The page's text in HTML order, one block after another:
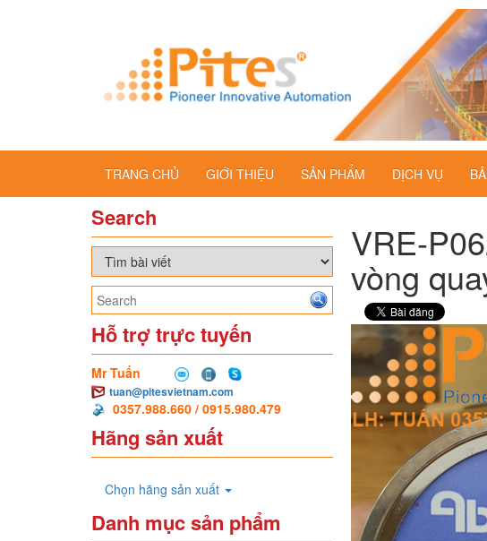
TRANG CHỦ GIỚI THIỆU SẢN PHẨM DỊCH VỤ
Search
Hỗ trợ trực tuyến
Mr Tuấn
tuan@pitesvietnam.com
0357.988.660 / 0915.980.479
Hãng sản xuất
Chọn hãng sản xuất
Danh mục sản phẩm
VRE-
vòng